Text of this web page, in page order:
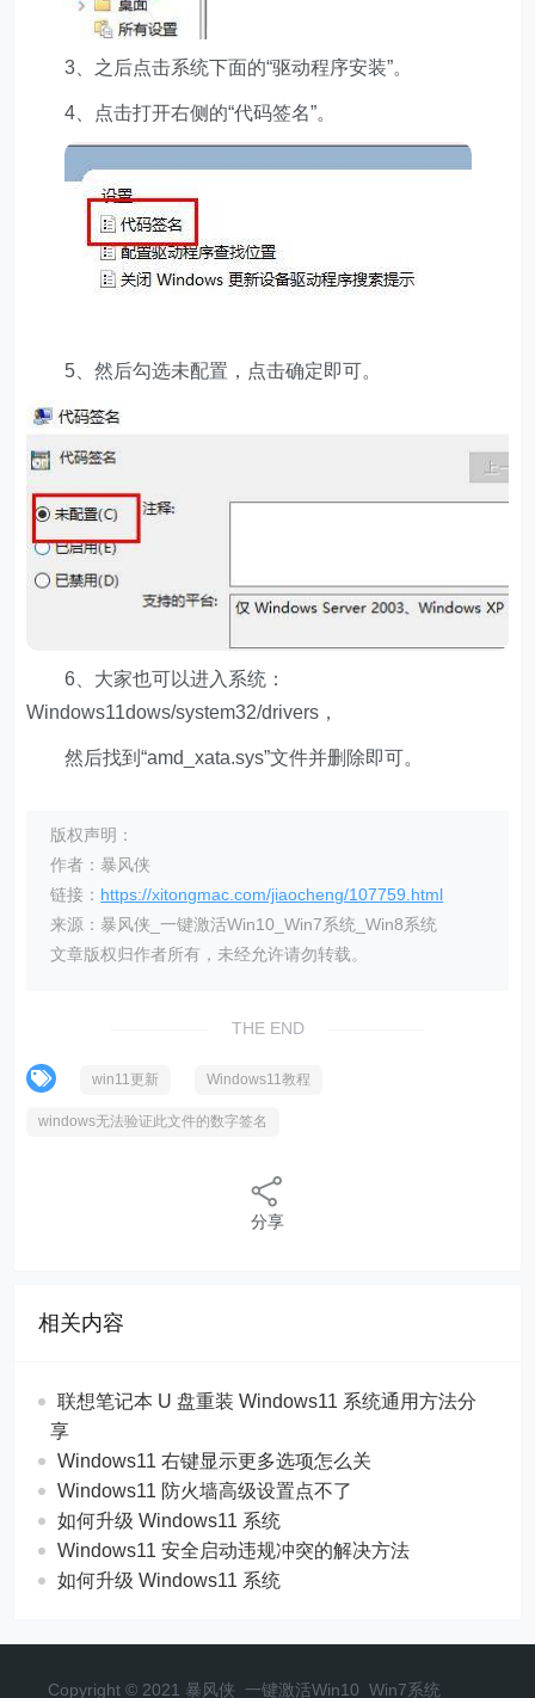
3、之后点击系统下面的“驱动程序安装”。
4、点击打开右侧的“代码签名”。
5、然后勾选未配置，点击确定即可。
6、大家也可以进入系统：
Windows11dows/system32/drivers，
然后找到“amd_xata.sys”文件并删除即可。
版权声明：
作者：暴风侠
链接： https://xitongmac.com/jiaocheng/107759.html
来源：暴风侠_一键激活Win10_Win7系统_Win8系统
文章版权归作者所有，未经允许请勿转载。
THE END
win11更新 Windows11教程
windows无法验证此文件的数字签名
分享
相关内容
联想笔记本 U 盘重装 Windows11 系统通用方法分
享
Windows11 右键显示更多选项怎么关
Windows11 防火墙高级设置点不了
如何升级 Windows11 系统
Windows11 安全启动违规冲突的解决方法
如何升级 Windows11 系统
Copyright © 2021 暴风侠_一键激活Win10_Win7系统